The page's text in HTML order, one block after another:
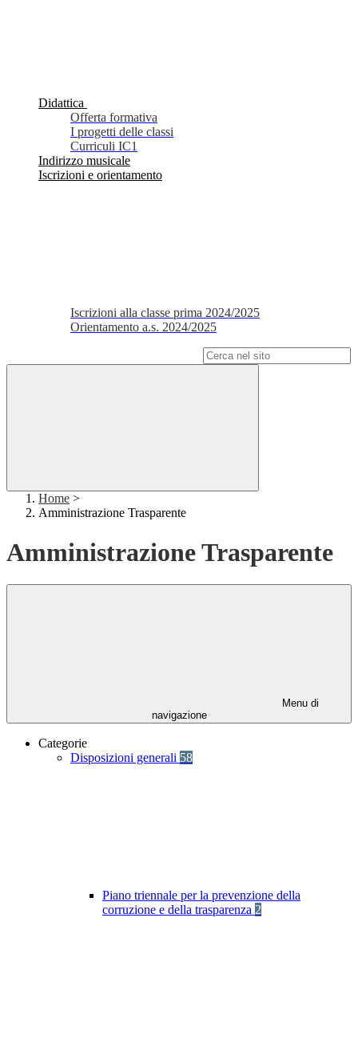
Didattica
Offerta formativa
I progetti delle classi
Curriculi IC1
Indirizzo musicale
Iscrizioni e orientamento
Iscrizioni alla classe prima 2024/2025
Orientamento a.s. 2024/2025
Home >
Amministrazione Trasparente
Amministrazione Trasparente
Menu di
navigazione
Categorie
Disposizioni generali 58
Piano triennale per la prevenzione della
corruzione e della trasparenza 2